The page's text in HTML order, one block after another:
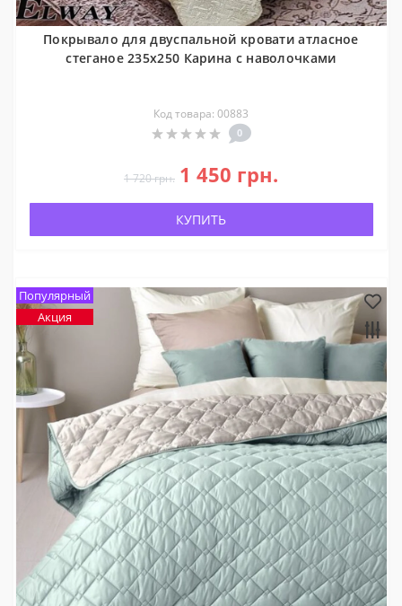
Українська Русский
Покрывало для двуспальной кровати атласное
стеганое 235x250 Карина с наволочками
Код товара: 00883
0
1 720 грн. 1 450 грн.
КУПИТЬ
Популярный
Акция